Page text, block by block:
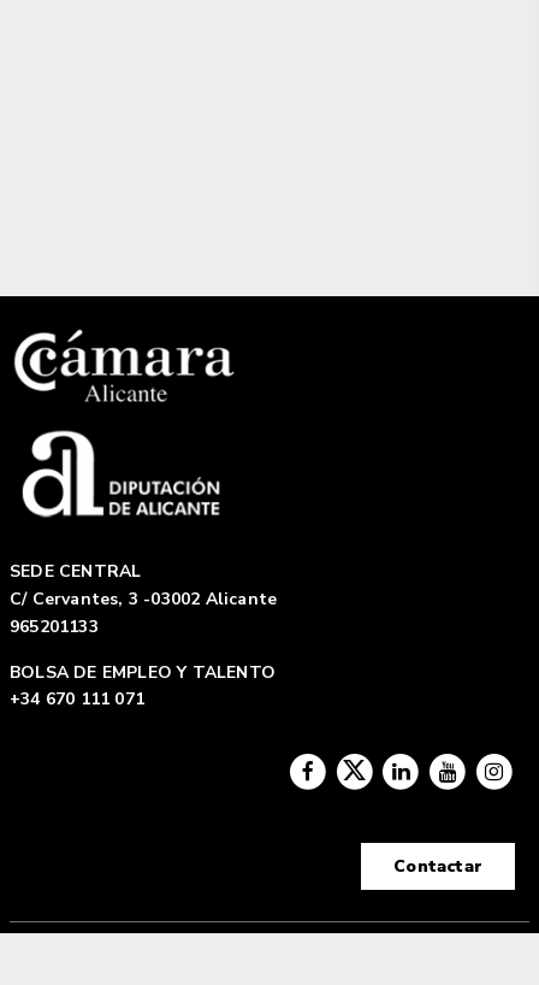
SEDE CENTRAL
C/ Cervantes, 3 -03002 Alicante
965201133
BOLSA DE EMPLEO Y TALENTO
+34 670 111 071
Contactar